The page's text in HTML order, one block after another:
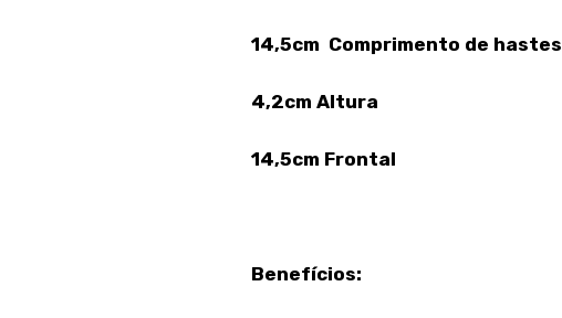
14,5cm Comprimento de hastes
4,2cm Altura
14,5cm Frontal
Benefícios: